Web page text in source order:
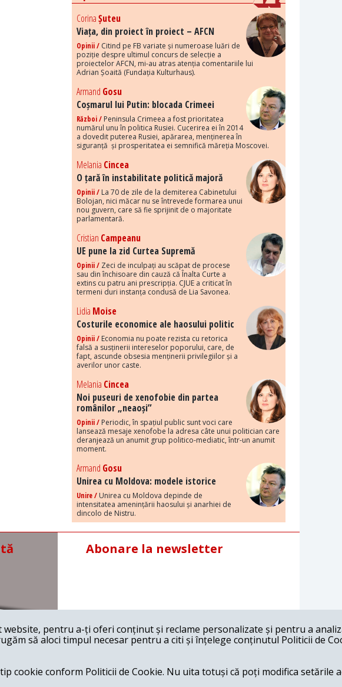
CorinaȘuteu
Viața, din proiect în proiect – AFCN
Opinii / Citind pe FB variate și numeroase luări de
poziție despre ultimul concurs de selecție a
proiectelor AFCN, mi-au atras atenția comentariile lui
Adrian Șoaită (Fundația Kulturhaus).
Armand Gosu
Coșmarul lui Putin: blocada Crimeei
Război / Peninsula Crimeea a fost prioritatea
numărul unu în politica Rusiei. Cucerirea ei în 2014
a dovedit puterea Rusiei, apărarea, menținerea în
siguranță și prosperitatea ei semnifică măreția Moscovei.
Melania Cincea
O țară în instabilitate politică majoră
Opinii / La 70 de zile de la demiterea Cabinetului
Bolojan, nici măcar nu se întrevede formarea unui
nou guvern, care să fie sprijinit de o majoritate
parlamentară.
Cristian Campeanu
UE pune la zid Curtea Supremă
Opinii / Zeci de inculpați au scăpat de procese
sau din închisoare din cauză că Înalta Curte a
extins cu patru ani prescripția. CJUE a criticat în
termeni duri instanța condusă de Lia Savonea.
Lidia Moise
Costurile economice ale haosului politic
Opinii / Economia nu poate rezista cu retorica
falsă a susținerii intereselor poporului, care, de
fapt, ascunde obsesia menținerii privilegiilor și a
averilor unor caste.
Melania Cincea
Noi puseuri de xenofobie din partea
românilor „neaoși”
Opinii / Periodic, în spațiul public sunt voci care
lansează mesaje xenofobe la adresa câte unui politician care
deranjează un anumit grup politico-mediatic, într-un anumit
moment.
Armand Gosu
Unirea cu Moldova: modele istorice
Unire / Unirea cu Moldova depinde de
intensitatea amenințării haosului și anarhiei de
dincolo de Nistru.
Abonare la newsletter
pentru a-ți oferi conținut și reclame personalizate și pentru a
să aloci timpul necesar pentru a citi și înțelege conținutul Politicii de
cookie conform Politicii de Cookie. Nu uita totuși că poți modifica setările